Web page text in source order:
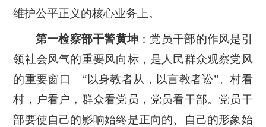
维护公平正义的核心业务上。
第一检察部干警黄坤 ：党员干部的作风是引
领社会风气的重要风向标，是人民群众观察党风
的重要窗口。 “以身教者从，以言教者讼”。村看
村，户看户，群众看党员，党员看干部。党员干
部要使自己的影响始终是正向的、自己的形象始